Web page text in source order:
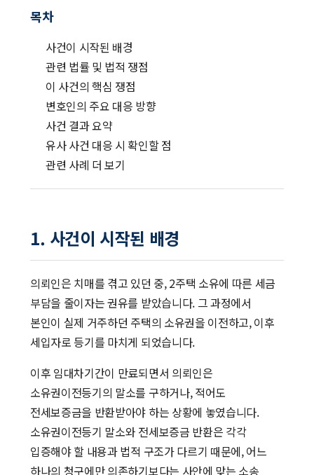
목차
사건이 시작된 배경
관련 법률 및 법적 쟁점
이 사건의 핵심 쟁점
변호인의 주요 대응 방향
사건 결과 요약
유사 사건 대응 시 확인할 점
관련 사례 더 보기
1. 사건이 시작된 배경
의뢰인은 치매를 겪고 있던 중, 2주택 소유에 따른 세금
부담을 줄이자는 권유를 받았습니다. 그 과정에서
본인이 실제 거주하던 주택의 소유권을 이전하고, 이후
세입자로 등기를 마치게 되었습니다.
이후 임대차기간이 만료되면서 의뢰인은
소유권이전등기의 말소를 구하거나, 적어도
전세보증금을 반환받아야 하는 상황에 놓였습니다.
소유권이전등기 말소와 전세보증금 반환은 각각
입증해야 할 내용과 법적 구조가 다르기 때문에, 어느
하나의 청구에만 의존하기보다는 사안에 맞는 소송